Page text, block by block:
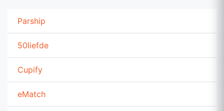
Parship
50liefde
Cupify
eMatch